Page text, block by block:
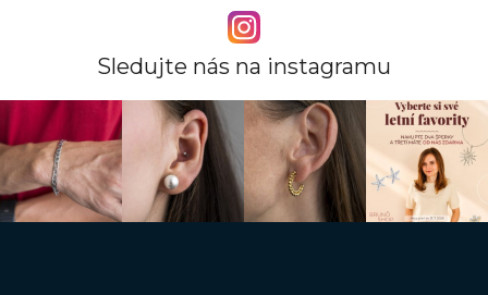
y
v
p
i
Sledujte nás na instagramu